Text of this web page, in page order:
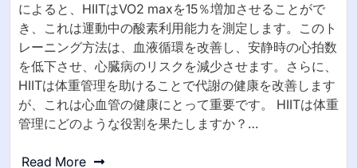
によると、HIITはVO2 maxを15％増加させることがで
き、これは運動中の酸素利用能力を測定します。このト
レーニング方法は、血液循環を改善し、安静時の心拍数
を低下させ、心臓病のリスクを減少させます。さらに、
HIITは体重管理を助けることで代謝の健康を改善します
が、これは心血管の健康にとって重要です。 HIITは体重
管理にどのような役割を果たしますか？…
Read More